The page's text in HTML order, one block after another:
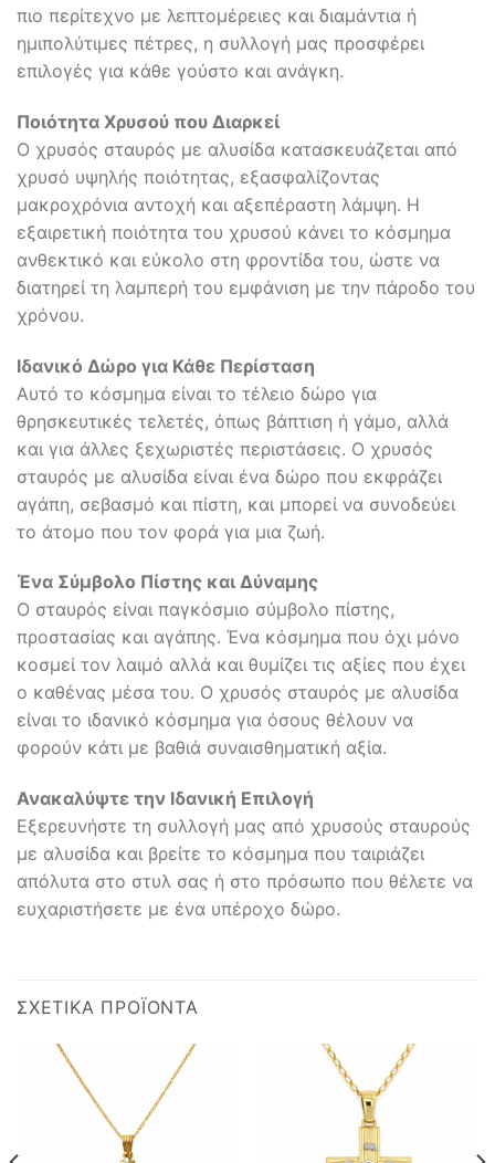
πιο περίτεχνο με λεπτομέρειες και διαμάντια ή
ημιπολύτιμες πέτρες, η συλλογή μας προσφέρει
επιλογές για κάθε γούστο και ανάγκη.
Ποιότητα Χρυσού που Διαρκεί
Ο χρυσός σταυρός με αλυσίδα κατασκευάζεται από
χρυσό υψηλής ποιότητας, εξασφαλίζοντας
μακροχρόνια αντοχή και αξεπέραστη λάμψη. Η
εξαιρετική ποιότητα του χρυσού κάνει το κόσμημα
ανθεκτικό και εύκολο στη φροντίδα του, ώστε να
διατηρεί τη λαμπερή του εμφάνιση με την πάροδο του
χρόνου.
Ιδανικό Δώρο για Κάθε Περίσταση
Αυτό το κόσμημα είναι το τέλειο δώρο για
θρησκευτικές τελετές, όπως βάπτιση ή γάμο, αλλά
και για άλλες ξεχωριστές περιστάσεις. Ο χρυσός
σταυρός με αλυσίδα είναι ένα δώρο που εκφράζει
αγάπη, σεβασμό και πίστη, και μπορεί να συνοδεύει
το άτομο που τον φορά για μια ζωή.
Ένα Σύμβολο Πίστης και Δύναμης
Ο σταυρός είναι παγκόσμιο σύμβολο πίστης,
προστασίας και αγάπης. Ένα κόσμημα που όχι μόνο
κοσμεί τον λαιμό αλλά και θυμίζει τις αξίες που έχει
ο καθένας μέσα του. Ο χρυσός σταυρός με αλυσίδα
είναι το ιδανικό κόσμημα για όσους θέλουν να
φορούν κάτι με βαθιά συναισθηματική αξία.
Ανακαλύψτε την Ιδανική Επιλογή
Εξερευνήστε τη συλλογή μας από χρυσούς σταυρούς
με αλυσίδα και βρείτε το κόσμημα που ταιριάζει
απόλυτα στο στυλ σας ή στο πρόσωπο που θέλετε να
ευχαριστήσετε με ένα υπέροχο δώρο.
ΣΧΕΤΙΚΆ ΠΡΟΪΌΝΤΑ